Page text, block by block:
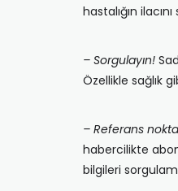
hastalığın
– Sorgulayın!
Özellikle sağlık
– Referans
habercilikte
bilgileri